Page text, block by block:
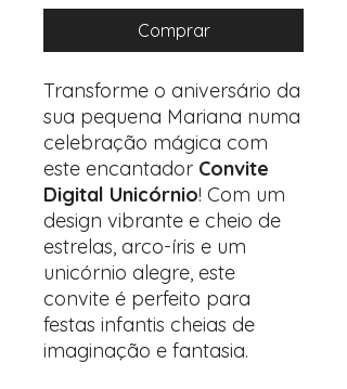
Comprar
Transforme o aniversário da
sua pequena Mariana numa
celebração mágica com
este encantador Convite
Digital Unicórnio! Com um
design vibrante e cheio de
estrelas, arco-íris e um
unicórnio alegre, este
convite é perfeito para
festas infantis cheias de
imaginação e fantasia.